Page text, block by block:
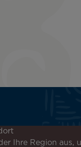
Ihre Region aus,